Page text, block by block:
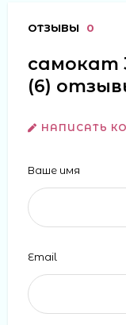
ОТЗЫВЫ 0
самокат
(6)
НАПИСАТЬ
Ваше имя
Email